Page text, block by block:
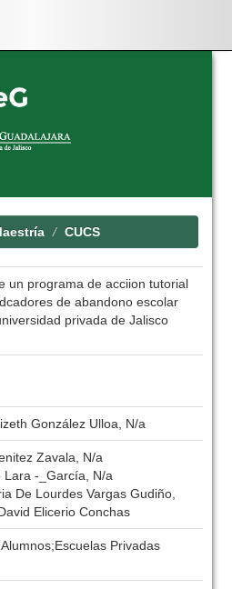
CUCS
un programa de acciion tutorial
de abandono escolar
privada de Jalisco
González Ulloa, N/a
Zavala, N/a
Lara -_García, N/a
De Lourdes Vargas Gudiño,
Elicerio Conchas
Privadas